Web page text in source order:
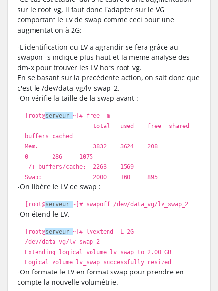
sur le root_vg, il faut donc l'adapter sur le VG
comportant le LV de swap comme ceci pour une
augmentation à 2G:
-L'identification du LV à agrandir se fera grâce au
swapon -s indiqué plus haut et la même analyse des
dm-x pour trouver les LV hors root_vg.
En se basant sur la précédente action, on sait donc que
c'est le /dev/data_vg/lv_swap_2.
-On vérifie la taille de la swap avant :
[root@serveur ~] # free -m
total used free
shared
buffers cached
Mem: 3832 3624 208
0 286 1075
-/+ buffers/cache: 2263 1569
Swap: 2000 160 895
-On libère le LV de swap :
[root@serveur ~] # swapoff /dev/data_vg/lv_swap_2
-On étend le LV.
[root@serveur ~] # lvextend -L 2G
/dev/data_vg/lv_swap_2
Extending logical volume lv_swap to 2.00 GB
Logical volume lv_swap successfully resized
-On formate le LV en format swap pour prendre en
compte la nouvelle volumétrie.